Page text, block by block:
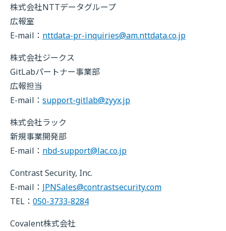
株式会社NTTデータグループ
広報室
E-mail： nttdata-pr-inquiries@am.nttdata.co.jp
株式会社ジークス
GitLabパートナー事業部
広報担当
E-mail： support-gitlab@zyyx.jp
株式会社ラック
新規事業開発部
E-mail： nbd-support@lac.co.jp
Contrast Security, Inc.
E-mail： JPNSales@contrastsecurity.com
TEL： 050-3733-8284
Covalent株式会社